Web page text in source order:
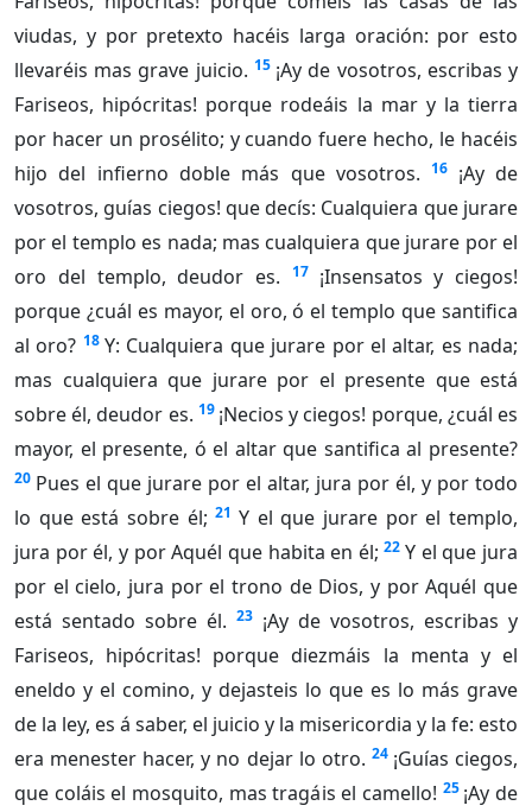
viudas, y por pretexto hacéis larga oración: por esto
llevaréis mas grave juicio. 15 ¡Ay de vosotros, escribas y
Fariseos, hipócritas! porque rodeáis la mar y la tierra
por hacer un prosélito; y cuando fuere hecho, le hacéis
hijo del infierno doble más que vosotros.
16 ¡Ay de
vosotros, guías ciegos! que decís: Cualquiera que jurare
por el templo es nada; mas cualquiera que jurare por el
oro del templo, deudor es.
17
¡Insensatos y ciegos!
porque ¿cuál es mayor, el oro, ó el templo que santifica
al oro? 18 Y: Cualquiera que jurare por el altar, es nada;
mas cualquiera que jurare por el presente que está
sobre él, deudor es. 19 ¡Necios y ciegos! porque, ¿cuál es
mayor, el presente, ó el altar que santifica al presente?
20 Pues el que jurare por el altar, jura por él, y por todo
lo que está sobre él; 21 Y el que jurare por el templo,
jura por él, y por Aquél que habita en él; 22 Y el que jura
por el cielo, jura por el trono de Dios, y por Aquél que
está sentado sobre él. 23 ¡Ay de vosotros, escribas y
Fariseos, hipócritas! porque diezmáis la menta y el
eneldo y el comino, y dejasteis lo que es lo más grave
de la ley, es á saber, el juicio y la misericordia y la fe: esto
era menester hacer, y no dejar lo otro. 24 ¡Guías ciegos,
que coláis el mosquito, mas tragáis el camello! 25 ¡Ay de